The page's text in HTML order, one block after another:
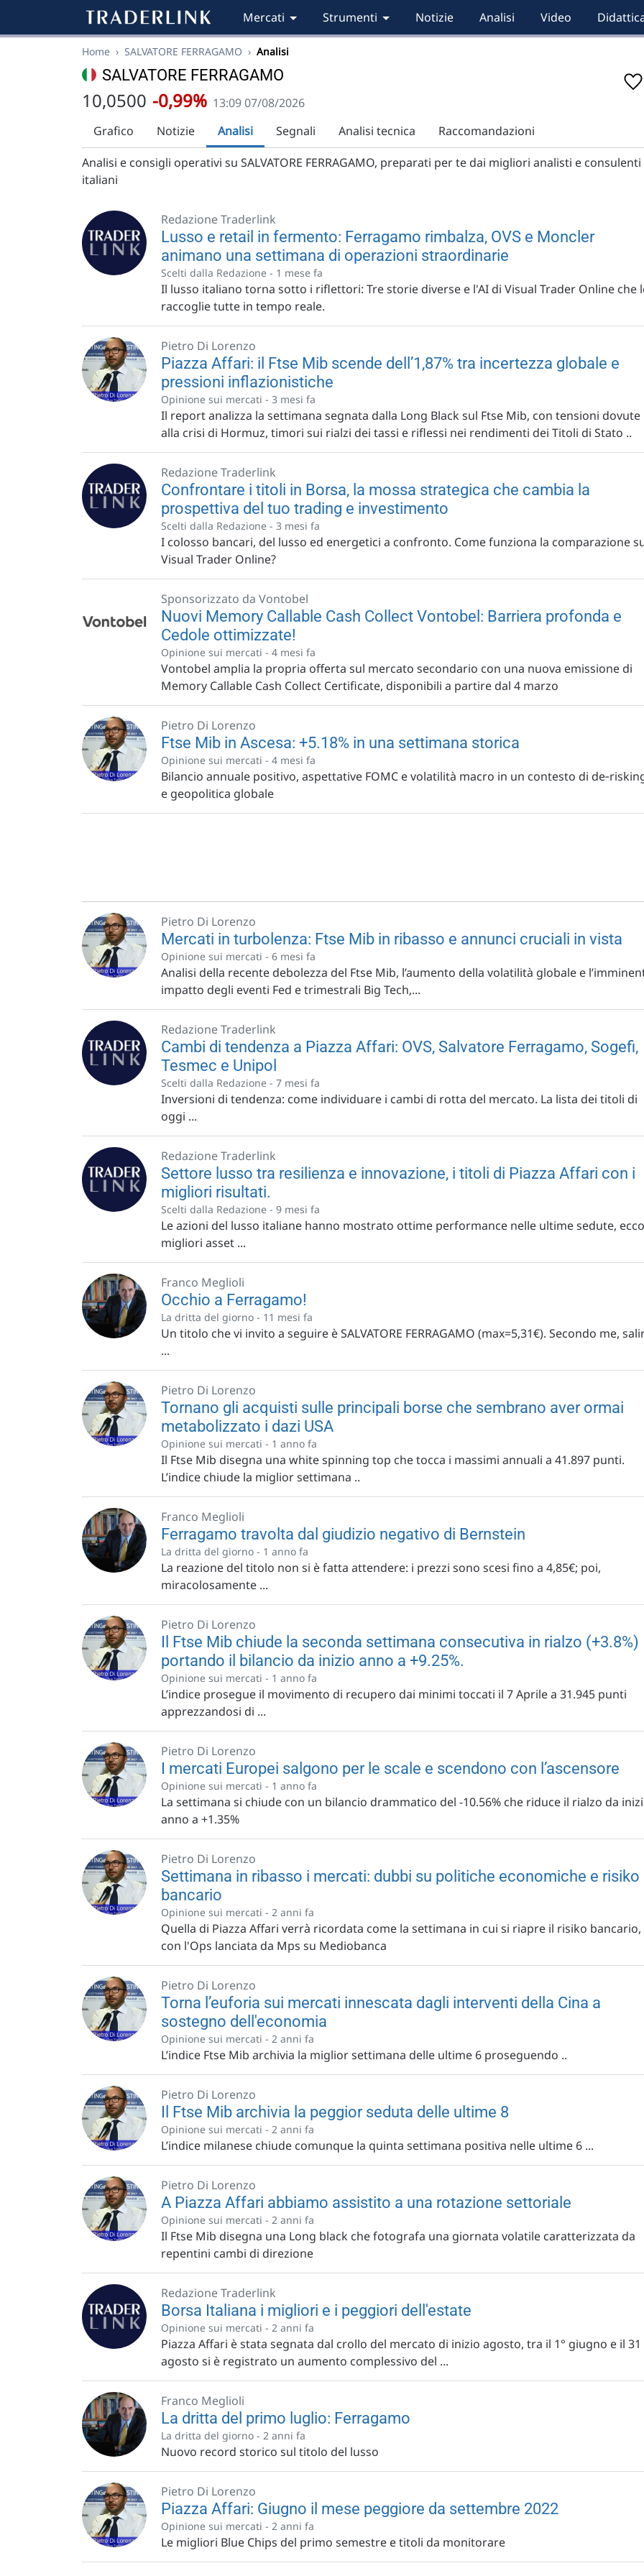
Mercati Strumenti Notizie Analisi Video
Home › SALVATORE FERRAGAMO › Analisi
SALVATORE FERRAGAMO
10,0500 -0,99% 13:09 07/08/2026
Grafico
Notizie Analisi Segnali Analisi tecnica
Raccomandazioni
Analisi e consigli operativi su SALVATORE FERRAGAMO, preparati per te dai migliori analisti e consulenti
italiani
Redazione Traderlink
Lusso e retail in fermento: Ferragamo rimbalza, OVS e Moncler
animano una settimana di operazioni straordinarie
Scelti dalla Redazione - 1 mese fa
Il lusso italiano torna sotto i riflettori: Tre storie diverse e l'AI di Visual Trader Online che
raccoglie tutte in tempo reale.
Pietro Di Lorenzo
Piazza Affari: il Ftse Mib scende dell’1,87% tra incertezza globale e
pressioni inflazionistiche
Opinione sui mercati - 3 mesi fa
Il report analizza la settimana segnata dalla Long Black sul Ftse Mib, con tensioni dovute
alla crisi di Hormuz, timori sui rialzi dei tassi e riflessi nei rendimenti dei Titoli di Stato ..
Redazione Traderlink
Confrontare i titoli in Borsa, la mossa strategica che cambia la
prospettiva del tuo trading e investimento
Scelti dalla Redazione - 3 mesi fa
I colosso bancari, del lusso ed energetici a confronto. Come funziona la comparazione
Visual Trader Online?
Sponsorizzato da Vontobel
Nuovi Memory Callable Cash Collect Vontobel: Barriera profonda e
Cedole ottimizzate!
Opinione sui mercati - 4 mesi fa
Vontobel amplia la propria offerta sul mercato secondario con una nuova emissione di
Memory Callable Cash Collect Certificate, disponibili a partire dal 4 marzo
Pietro Di Lorenzo
Ftse Mib in Ascesa: +5.18% in una settimana storica
Opinione sui mercati - 4 mesi fa
Bilancio annuale positivo, aspettative FOMC e volatilità macro in un contesto di
e geopolitica globale
Pietro Di Lorenzo
Mercati in turbolenza: Ftse Mib in ribasso e annunci cruciali in vista
Opinione sui mercati - 6 mesi fa
Analisi della recente debolezza del Ftse Mib, l’aumento della volatilità globale e
impatto degli eventi Fed e trimestrali Big Tech,...
Redazione Traderlink
Cambi di tendenza a Piazza Affari: OVS, Salvatore Ferragamo, Sogefi,
Tesmec e Unipol
Scelti dalla Redazione - 7 mesi fa
Inversioni di tendenza: come individuare i cambi di rotta del mercato. La lista dei titoli di
oggi ...
Redazione Traderlink
Settore lusso tra resilienza e innovazione, i titoli di Piazza Affari con i
migliori risultati.
Scelti dalla Redazione - 9 mesi fa
Le azioni del lusso italiane hanno mostrato ottime performance nelle ultime sedute,
migliori asset ...
Franco Meglioli
Occhio a Ferragamo!
La dritta del giorno - 11 mesi fa
Un titolo che vi invito a seguire è SALVATORE FERRAGAMO (max=5,31€). Secondo me,
...
Pietro Di Lorenzo
Tornano gli acquisti sulle principali borse che sembrano aver ormai
metabolizzato i dazi USA
Opinione sui mercati - 1 anno fa
Il Ftse Mib disegna una white spinning top che tocca i massimi annuali a 41.897 punti.
L’indice chiude la miglior settimana ..
Franco Meglioli
Ferragamo travolta dal giudizio negativo di Bernstein
La dritta del giorno - 1 anno fa
La reazione del titolo non si è fatta attendere: i prezzi sono scesi fino a 4,85€; poi,
miracolosamente ...
Pietro Di Lorenzo
Il Ftse Mib chiude la seconda settimana consecutiva in rialzo (+3.8%)
portando il bilancio da inizio anno a +9.25%.
Opinione sui mercati - 1 anno fa
L’indice prosegue il movimento di recupero dai minimi toccati il 7 Aprile a 31.945 punti
apprezzandosi di ...
Pietro Di Lorenzo
I mercati Europei salgono per le scale e scendono con l’ascensore
Opinione sui mercati - 1 anno fa
La settimana si chiude con un bilancio drammatico del -10.56% che riduce il rialzo da
anno a +1.35%
Pietro Di Lorenzo
Settimana in ribasso i mercati: dubbi su politiche economiche e risiko
bancario
Opinione sui mercati - 2 anni fa
Quella di Piazza Affari verrà ricordata come la settimana in cui si riapre il risiko bancario,
con l'Ops lanciata da Mps su Mediobanca
Pietro Di Lorenzo
Torna l’euforia sui mercati innescata dagli interventi della Cina a
sostegno dell'economia
Opinione sui mercati - 2 anni fa
L’indice Ftse Mib archivia la miglior settimana delle ultime 6 proseguendo ..
Pietro Di Lorenzo
Il Ftse Mib archivia la peggior seduta delle ultime 8
Opinione sui mercati - 2 anni fa
L’indice milanese chiude comunque la quinta settimana positiva nelle ultime 6 ...
Pietro Di Lorenzo
A Piazza Affari abbiamo assistito a una rotazione settoriale
Opinione sui mercati - 2 anni fa
Il Ftse Mib disegna una Long black che fotografa una giornata volatile caratterizzata da
repentini cambi di direzione
Redazione Traderlink
Borsa Italiana i migliori e i peggiori dell'estate
Opinione sui mercati - 2 anni fa
Piazza Affari è stata segnata dal crollo del mercato di inizio agosto, tra il 1° giugno e il 31
agosto si è registrato un aumento complessivo del ...
Franco Meglioli
La dritta del primo luglio: Ferragamo
La dritta del giorno - 2 anni fa
Nuovo record storico sul titolo del lusso
Pietro Di Lorenzo
Piazza Affari: Giugno il mese peggiore da settembre 2022
Opinione sui mercati - 2 anni fa
Le migliori Blue Chips del primo semestre e titoli da monitorare